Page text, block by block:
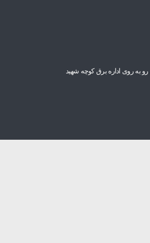
به روی اداره برق کوچه شهید